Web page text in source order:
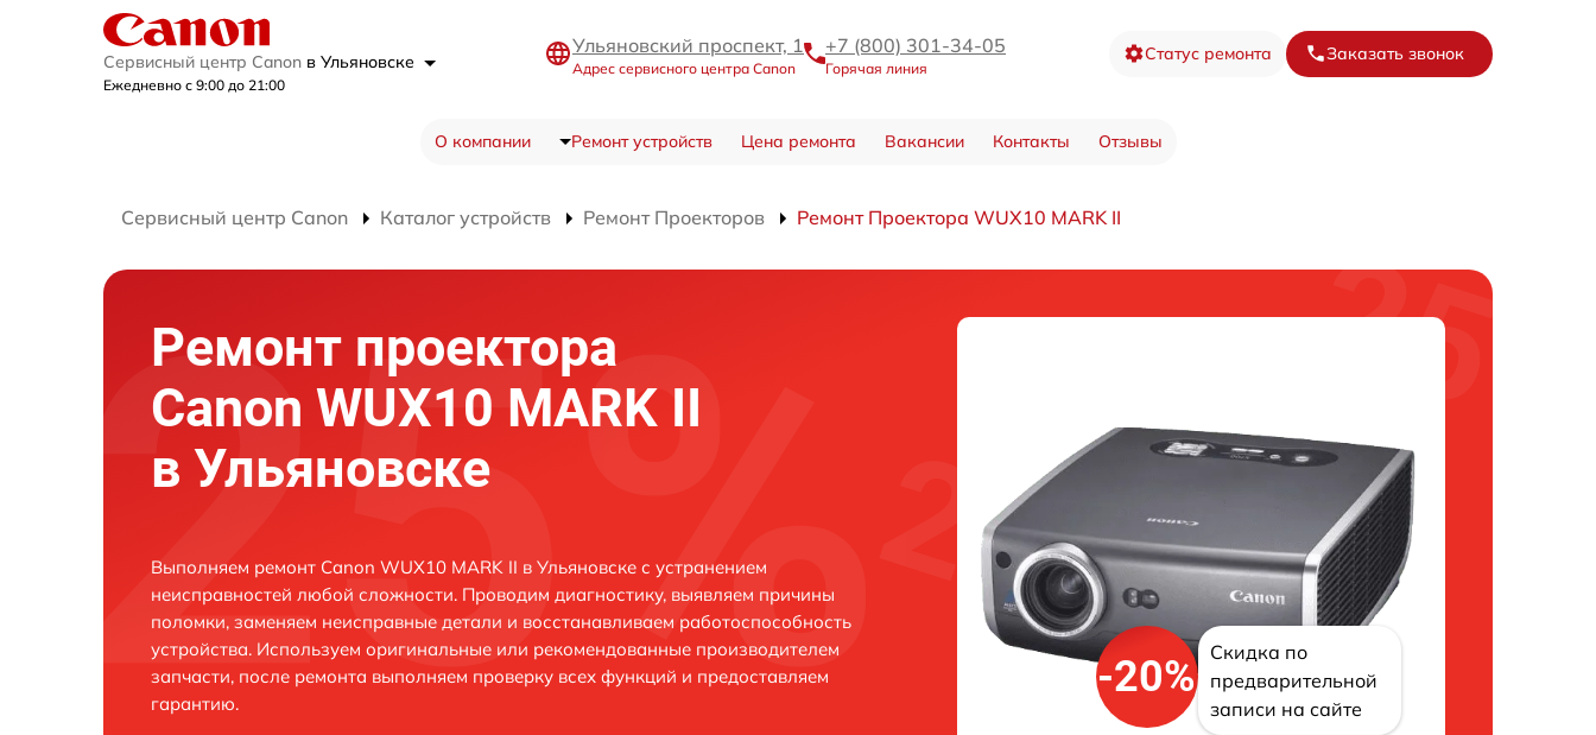
Сервисный центр Canon в Ульяновске
Ежедневно с 9:00 до 21:00
Ульяновский проспект, 1
Адрес сервисного центра Canon
+7 (800) 301-34-05
Горячая линия
Статус ремонта Заказать звонок
О компании Ремонт устройств Цена ремонта Вакансии Контакты Отзывы
Сервисный центр Canon Каталог устройств Ремонт Проекторов Ремонт Проектора WUX10 MARK II
Ремонт проектора
Canon WUX10 MARK II
в Ульяновске
Выполняем ремонт Canon WUX10 MARK II в Ульяновске с устранением
неисправностей любой сложности. Проводим диагностику, выявляем причины
поломки, заменяем неисправные детали и восстанавливаем работоспособность
устройства. Используем оригинальные или рекомендованные производителем
запчасти, после ремонта выполняем проверку всех функций и предоставляем
гарантию.
-20%
Скидка по
предварительной
записи на сайте